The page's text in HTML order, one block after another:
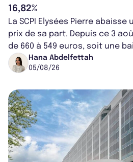
16,82%
La SCPI Elysées Pierre
prix de sa part. Depuis ce 3
de 660 à 549 euros, soit une
16,82%. Cette nouvell...
Hana Abdelfettah
05/08/26